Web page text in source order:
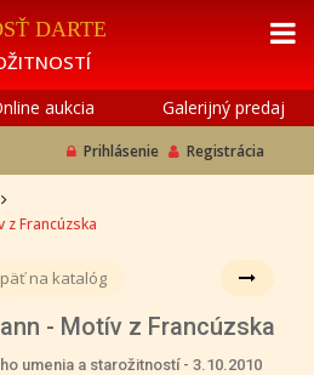
DARTE
aukcia Galerijný predaj
Prihlásenie Registrácia
z Francúzska
na katalóg
- Motív z Francúzska
umenia a starožitností - 3.10.2010